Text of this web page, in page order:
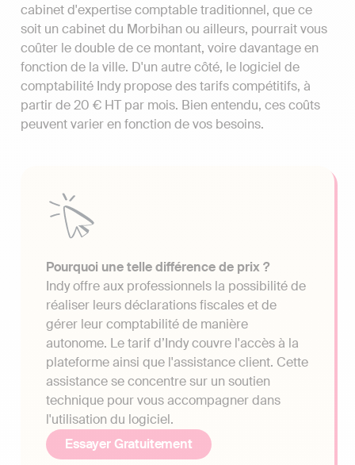
cabinet d'expertise comptable traditionnel, que ce
soit un cabinet du Morbihan ou ailleurs, pourrait vous
coûter le double de ce montant, voire davantage en
fonction de la ville. D'un autre côté, le logiciel de
comptabilité Indy propose des tarifs compétitifs, à
partir de 20 € HT par mois. Bien entendu, ces coûts
peuvent varier en fonction de vos besoins.
Pourquoi une telle différence de prix ?
Indy offre aux professionnels la possibilité de
réaliser leurs déclarations fiscales et de
gérer leur comptabilité de manière
autonome. Le tarif d’Indy couvre l'accès à la
plateforme ainsi que l'assistance client. Cette
assistance se concentre sur un soutien
technique pour vous accompagner dans
l'utilisation du logiciel.
Essayer Gratuitement